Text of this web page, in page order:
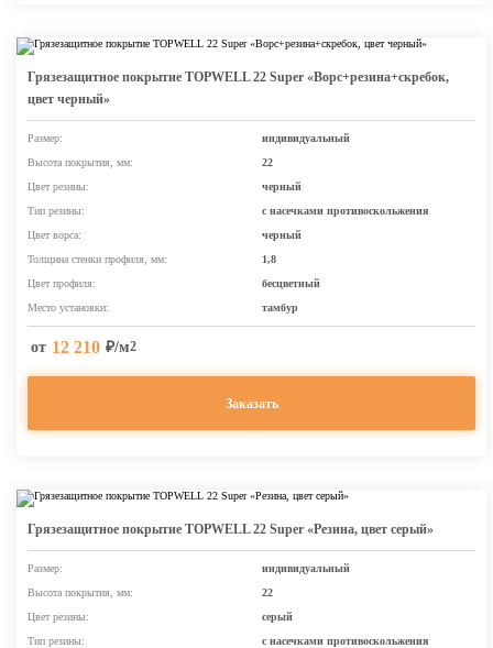
Грязезащитное покрытие TOPWELL 22 Super «Ворс+резина+скребок,
цвет черный»
Размер:
индивидуальный
Высота покрытия, мм:
22
Цвет резины:
черный
Тип резины:
с насечками противоскольжения
Цвет ворса:
черный
Толщина стенки профиля, мм:
1,8
Цвет профиля:
бесцветный
Место установки:
тамбур
от 12 210 ₽/м2
Заказать
Грязезащитное покрытие TOPWELL 22 Super «Резина, цвет серый»
Размер:
индивидуальный
Высота покрытия, мм:
22
Цвет резины:
серый
Тип резины:
с насечками противоскольжения